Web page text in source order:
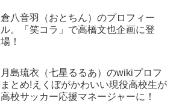
倉八音羽（おとちん）のプロフィー
ル。「笑コラ」で高橋文也企画に登
場！
月島琉衣（七星るるあ）のwikiプロフ
まとめ!えくぼがかわいい現役高校生が
高校サッカー応援マネージャーに！